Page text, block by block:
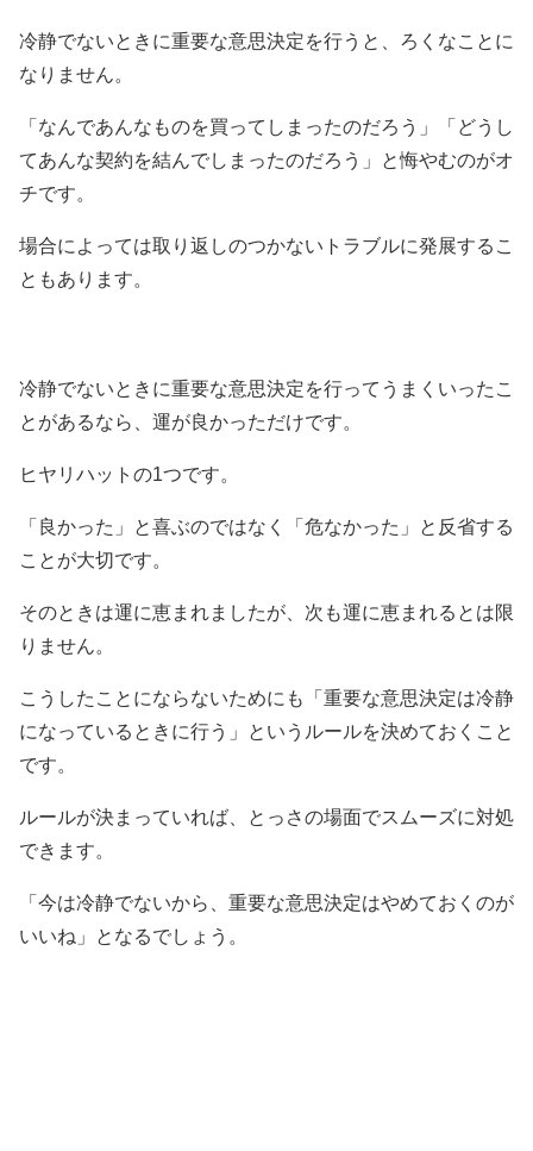
冷静でないときに重要な意思決定を行うと、ろくなことに
なりません。
「なんであんなものを買ってしまったのだろう」「どうし
てあんな契約を結んでしまったのだろう」と悔やむのがオ
チです。
場合によっては取り返しのつかないトラブルに発展するこ
ともあります。
冷静でないときに重要な意思決定を行ってうまくいったこ
とがあるなら、運が良かっただけです。
ヒヤリハットの1つです。
「良かった」と喜ぶのではなく「危なかった」と反省する
ことが大切です。
そのときは運に恵まれましたが、次も運に恵まれるとは限
りません。
こうしたことにならないためにも「重要な意思決定は冷静
になっているときに行う」というルールを決めておくこと
です。
ルールが決まっていれば、とっさの場面でスムーズに対処
できます。
「今は冷静でないから、重要な意思決定はやめておくのが
いいね」となるでしょう。